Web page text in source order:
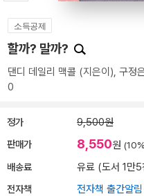
소득공제
할까? 말까?
댄디 데일리 맥콜 (지은이), 구정
0
정가 9,500원
판매가 8,550원
배송료 유료 (도서 1만
전자책 전자책 출간알